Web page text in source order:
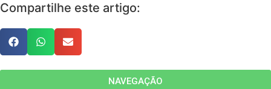
Compartilhe este artigo:
NAVEGAÇÃO